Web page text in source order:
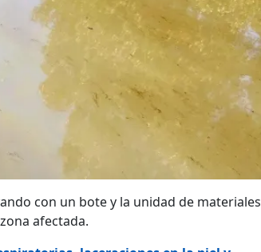
con un bote y la unidad de materiales
afectada.